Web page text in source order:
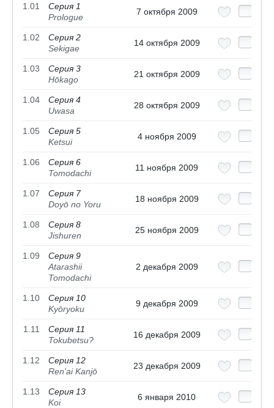
1.01
Серия 1
Prologue
7 октября 2009
1.02
Серия 2
Sekigae
14 октября 2009
1.03
Серия 3
Hōkago
21 октября 2009
1.04
Серия 4
Uwasa
28 октября 2009
1.05
Серия 5
Ketsui
4 ноября 2009
1.06
Серия 6
Tomodachi
11 ноября 2009
1.07
Серия 7
Doyō no Yoru
18 ноября 2009
1.08
Серия 8
Jishuren
25 ноября 2009
1.09
Серия 9
Atarashii
Tomodachi
2 декабря 2009
1.10
Серия 10
Kyōryoku
9 декабря 2009
1.11
Серия 11
Tokubetsu?
16 декабря 2009
1.12
Серия 12
Ren'ai Kanjō
23 декабря 2009
1.13
Серия 13
Koi
6 января 2010